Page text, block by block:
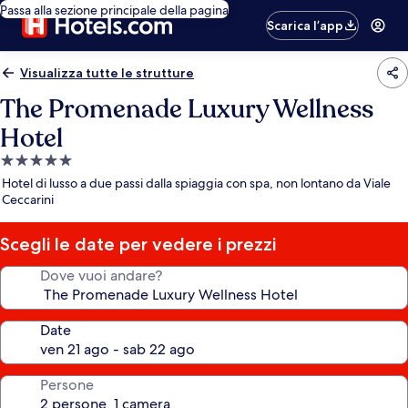
Passa alla sezione principale della pagina
Scarica l’app
Visualizza tutte le strutture
The Promenade Luxury Wellness
Hotel
Struttura
a
5.0
stelle
Hotel di lusso a due passi dalla spiaggia con spa, non lontano da Viale
Ceccarini
Scegli le date per vedere i prezzi
Dove vuoi andare?
Date
Persone